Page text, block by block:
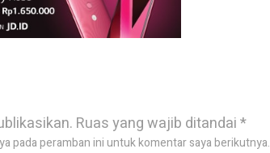
Ruas yang wajib ditandai*
pada peramban ini untuk komentar saya berikutnya.